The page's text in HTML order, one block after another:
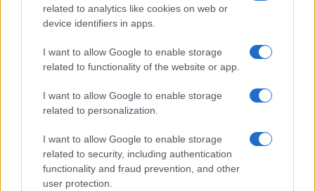
related to analytics like cookies on web or
device identifiers in apps.
I want to allow Google to enable storage
related to functionality of the website or app.
I want to allow Google to enable storage
related to personalization.
I want to allow Google to enable storage
related to security, including authentication
functionality and fraud prevention, and other
user protection.
08.05.17. 20:43
Imate flašu vode, a želite da upalite vatru? Ništa
Saznaj više